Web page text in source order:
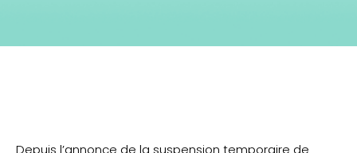
Depuis l’annonce de la suspension temporaire de